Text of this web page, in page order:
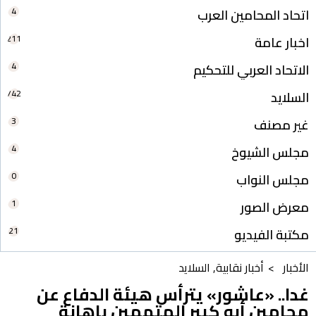
اتحاد المحامين العرب 4
اخبار عامة 211
الاتحاد العربي للتحكيم 4
السلايد 742
غير مصنف 3
مجلس الشيوخ 4
مجلس النواب 0
معرض الصور 1
مكتبة الفيديو 21
الأخبار > أخبار نقابية, السلايد
غدا.. «عاشور» يترأس هيئة الدفاع عن